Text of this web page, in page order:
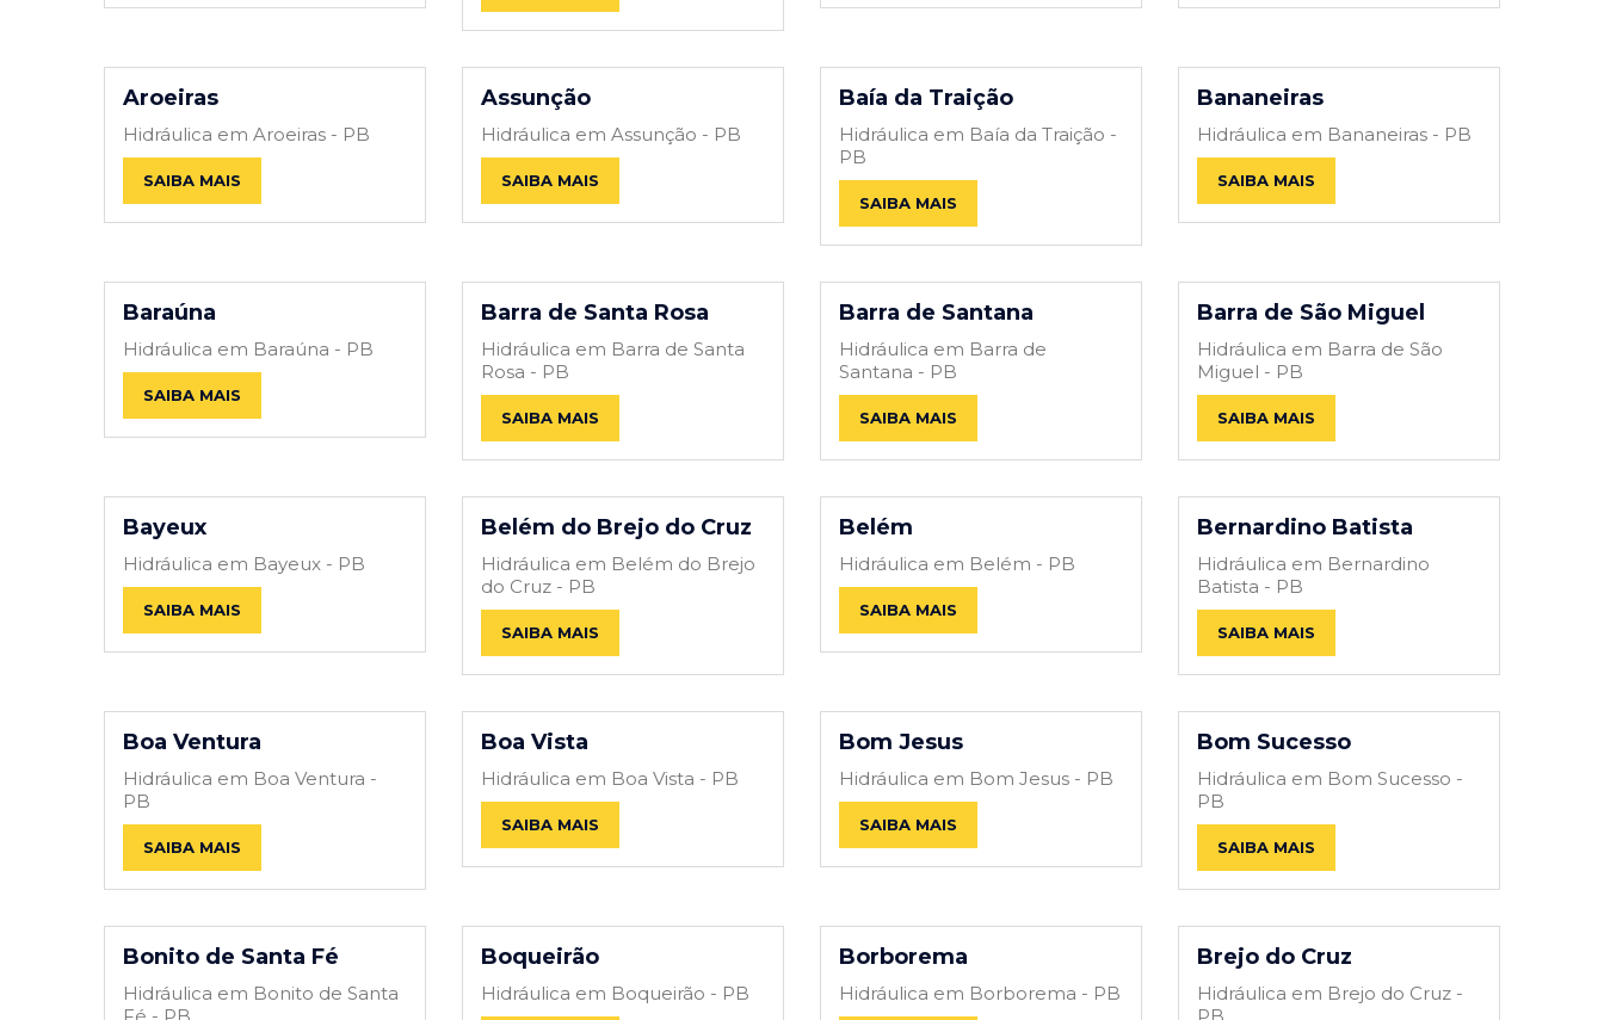
Aroeiras
Hidráulica em Aroeiras - PB
SAIBA MAIS
Assunção
Hidráulica em Assunção - PB
SAIBA MAIS
Baía da Traição
Hidráulica em Baía da Traição -
PB
SAIBA MAIS
Bananeiras
Hidráulica em Bananeiras - PB
SAIBA MAIS
Baraúna
Hidráulica em Baraúna - PB
SAIBA MAIS
Barra de Santa Rosa
Hidráulica em Barra de Santa
Rosa - PB
SAIBA MAIS
Barra de Santana
Hidráulica em Barra de
Santana - PB
SAIBA MAIS
Barra de São Miguel
Hidráulica em Barra de São
Miguel - PB
SAIBA MAIS
Bayeux
Hidráulica em Bayeux - PB
SAIBA MAIS
Belém do Brejo do Cruz
Hidráulica em Belém do Brejo
do Cruz - PB
SAIBA MAIS
Belém
Hidráulica em Belém - PB
SAIBA MAIS
Bernardino Batista
Hidráulica em Bernardino
Batista - PB
SAIBA MAIS
Boa Ventura
Hidráulica em Boa Ventura -
PB
SAIBA MAIS
Boa Vista
Hidráulica em Boa Vista - PB
SAIBA MAIS
Bom Jesus
Hidráulica em Bom Jesus - PB
SAIBA MAIS
Bom Sucesso
Hidráulica em Bom Sucesso -
PB
SAIBA MAIS
Bonito de Santa Fé
Hidráulica em Bonito de Santa
Boqueirão
Hidráulica em Boqueirão - PB
Borborema
Hidráulica em Borborema - PB
Brejo do Cruz
Hidráulica em Brejo do Cruz -